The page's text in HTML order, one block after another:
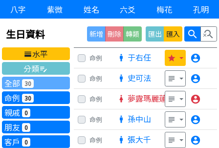
八字 紫微 姓名 六爻 梅花 孔明
生日資料 新增 刪除 轉類 匯出 匯入 search search_off
horizontal_split水平
分類edit_note
全部 30
命例 30
親戚 0
朋友 0
客戶 0
命例 man 于右任 star account_circle
命例 man 史可法 subject account_circle
命例 woman 夢露瑪麗蓮 subject account_circle
命例 man 孫中山 subject account_circle
命例 man 張大千 subject account_circle